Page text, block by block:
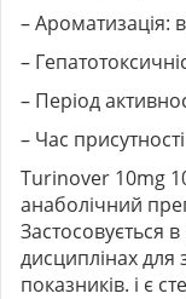
– Ароматизація:
–
– Період
– Час
Turinover 10mg
анаболічний
Застосовується
дисциплінах для
показників. і є